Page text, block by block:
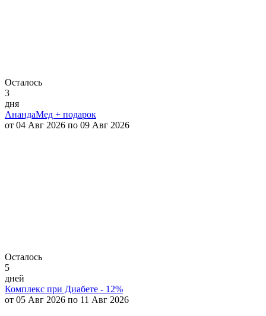
Осталось
3
дня
АнандаМед + подарок
от 04 Авг 2026 по 09 Авг 2026
Осталось
5
дней
Комплекс при Диабете - 12%
от 05 Авг 2026 по 11 Авг 2026